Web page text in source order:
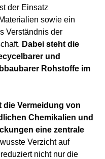
der Einsatz
sowie ein
Verständnis der
Dabei steht die
und
Rohstoffe im
die Vermeidung von
Chemikalien und
eine zentrale
Verzicht auf
nicht nur die